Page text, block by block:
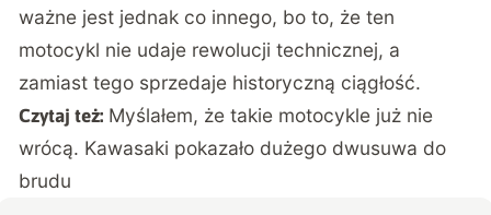
ważne jest jednak co innego, bo to, że ten
motocykl nie udaje rewolucji technicznej, a
zamiast tego sprzedaje historyczną ciągłość.
Czytaj też: Myślałem, że takie motocykle już nie
wrócą. Kawasaki pokazało dużego dwusuwa do
brudu